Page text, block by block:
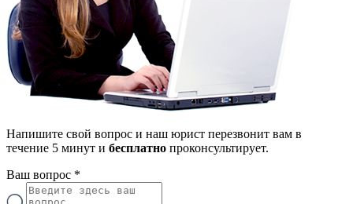
Напишите свой вопрос и наш юрист перезвонит вам в
течение 5 минут и бесплатно проконсультирует.
Ваш вопрос *